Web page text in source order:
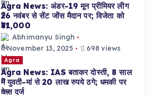
Agra News: अंडर-19 मून प्रीमियर लीग
26 नवंबर से सेंट जोंस मैदान पर; विजेता को
₹31,000
Abhimanyu Singh
November 13, 2025
698 views
Agra
Agra News: IAS बताकर दोस्ती, 8 साल
में युवती-मां से 20 लाख रुपये ठगे; धमकी पर
केस दर्ज